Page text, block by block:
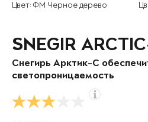
Цвет: ФМ Черное дерево
SNEGIR
Снегирь Арктик-С
светопроницаемость